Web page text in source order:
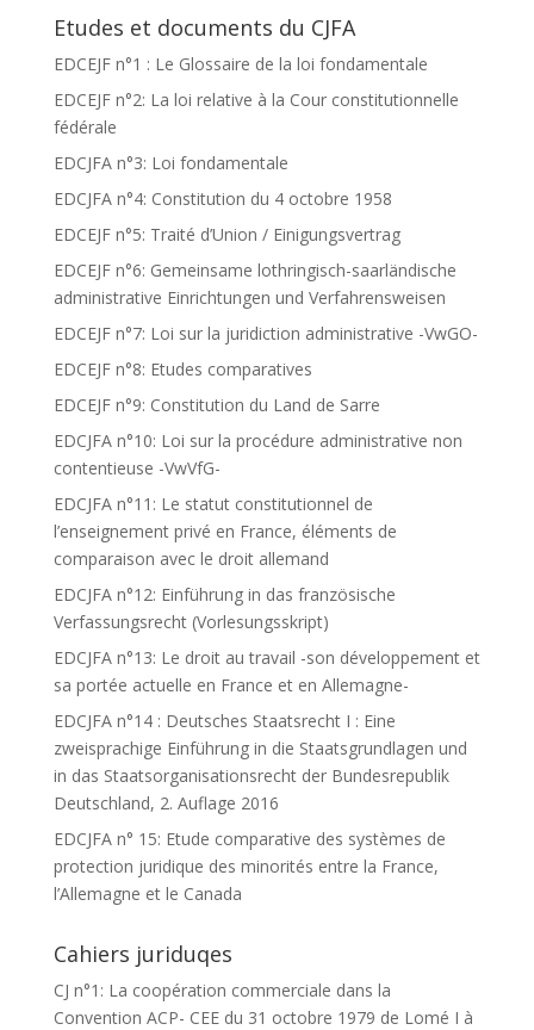
Etudes et documents du CJFA
EDCEJF n°1 : Le Glossaire de la loi fondamentale
EDCEJF n°2: La loi relative à la Cour constitutionnelle
fédérale
EDCJFA n°3: Loi fondamentale
EDCJFA n°4: Constitution du 4 octobre 1958
EDCEJF n°5: Traité d’Union / Einigungsvertrag
EDCEJF n°6: Gemeinsame lothringisch-saarländische
administrative Einrichtungen und Verfahrensweisen
EDCEJF n°7: Loi sur la juridiction administrative -VwGO-
EDCEJF n°8: Etudes comparatives
EDCEJF n°9: Constitution du Land de Sarre
EDCJFA n°10: Loi sur la procédure administrative non
contentieuse -VwVfG-
EDCJFA n°11: Le statut constitutionnel de
l’enseignement privé en France, éléments de
comparaison avec le droit allemand
EDCJFA n°12: Einführung in das französische
Verfassungsrecht (Vorlesungsskript)
EDCJFA n°13: Le droit au travail -son développement et
sa portée actuelle en France et en Allemagne-
EDCJFA n°14 : Deutsches Staatsrecht I : Eine
zweisprachige Einführung in die Staatsgrundlagen und
in das Staatsorganisationsrecht der Bundesrepublik
Deutschland, 2. Auflage 2016
EDCJFA n° 15: Etude comparative des systèmes de
protection juridique des minorités entre la France,
l’Allemagne et le Canada
Cahiers juriduqes
CJ n°1: La coopération commerciale dans la
Convention ACP- CEE du 31 octobre 1979 de Lomé I à